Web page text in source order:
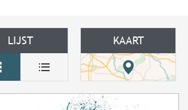
LIJST KAART